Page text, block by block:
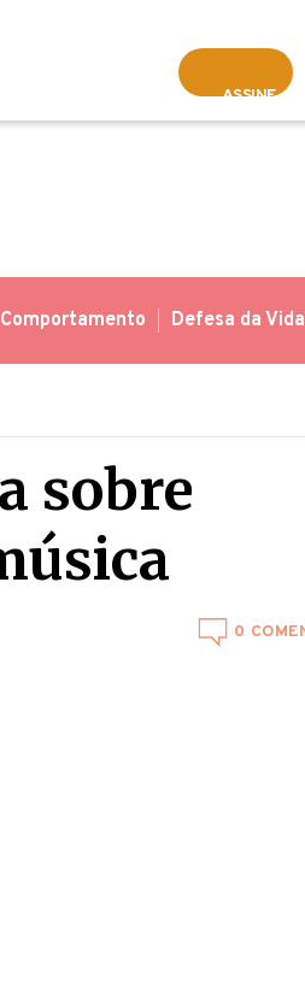
ASSINE
Comportamento Defesa da Vida
sobre
0